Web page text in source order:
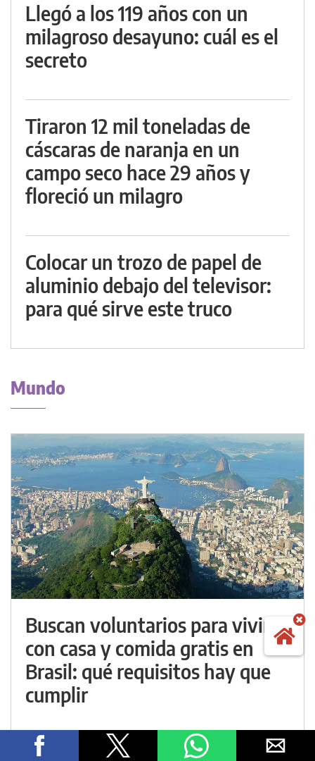
Llegó a los 119 años con un
milagroso desayuno: cuál es el
secreto
Tiraron 12 mil toneladas de
cáscaras de naranja en un
campo seco hace 29 años y
floreció un milagro
Colocar un trozo de papel de
aluminio debajo del televisor:
para qué sirve este truco
Mundo
Buscan voluntarios para vivir
con casa y comida gratis en
Brasil: qué requisitos hay que
cumplir